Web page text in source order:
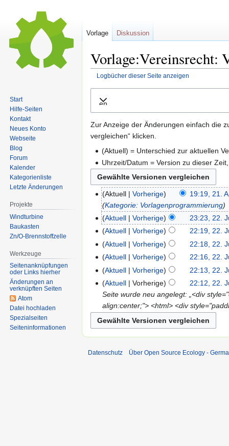
Vorlage:Vereinsrecht:
Logbücher dieser Seite anzeigen
Navigation
Suche
Ausklappen
Zur Anzeige der Änderungen einfach die
vergleichen“ klicken.
(Aktuell) = Unterschied zur aktuellen
Uhrzeit/Datum = Version zu dieser
Aktuell Vorherige
19:19, 21.
Kategorie: Vorlagenprogrammierung
Aktuell
Vorherige
23:23, 22.
Aktuell
Vorherige
22:19, 22.
Aktuell
Vorherige
22:18, 22.
Aktuell
Vorherige
22:16, 22.
Aktuell
Vorherige
22:13, 22.
Aktuell
Vorherige
22:12, 22.
Seite wurde neu angelegt: „<div
align:center;"> <html> <div
Vorlage Diskussion
Start
Hilfe-Seiten
Kontakt
Neues Konto
Webseite
Blog
Forum
Kalender
Kategorienliste
Letzte Änderungen
Projekte
Windturbine
Baukasten
Zn/O-Brennstoffzelle
Werkzeuge
Seitenanknüpfungen
oder Links hierher
Änderungen an
verknüpften Seiten
Atom
Datei hochladen
Spezialseiten
Seiten­informationen
Datenschutz Über Open Source Ecology -